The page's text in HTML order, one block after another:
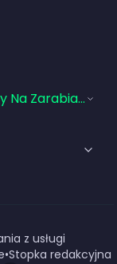
Na Zarabianie
z usługi
•Stopka redakcyjna